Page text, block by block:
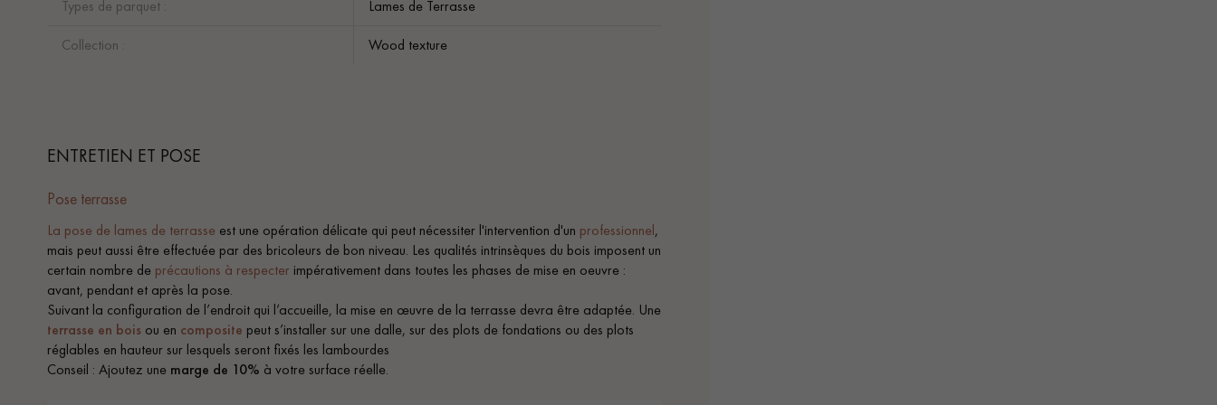
Types de parquet : Lames de Terrasse
Collection : Wood texture
ENTRETIEN ET POSE
Pose terrasse
La pose de lames de terrasse est une opération délicate qui peut nécessiter l'intervention d'un professionnel,
mais peut aussi être effectuée par des bricoleurs de bon niveau. Les qualités intrinsèques du bois imposent un
certain nombre de précautions à respecter impérativement dans toutes les phases de mise en oeuvre :
avant, pendant et après la pose.
Suivant la configuration de l’endroit qui l’accueille, la mise en œuvre de la terrasse devra être adaptée. Une
terrasse en bois ou en composite peut s’installer sur une dalle, sur des plots de fondations ou des plots
réglables en hauteur sur lesquels seront fixés les lambourdes
Conseil : Ajoutez une marge de 10% à votre surface réelle.